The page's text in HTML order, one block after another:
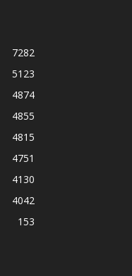
7282
5123
4874
4855
4815
4751
4130
4042
153